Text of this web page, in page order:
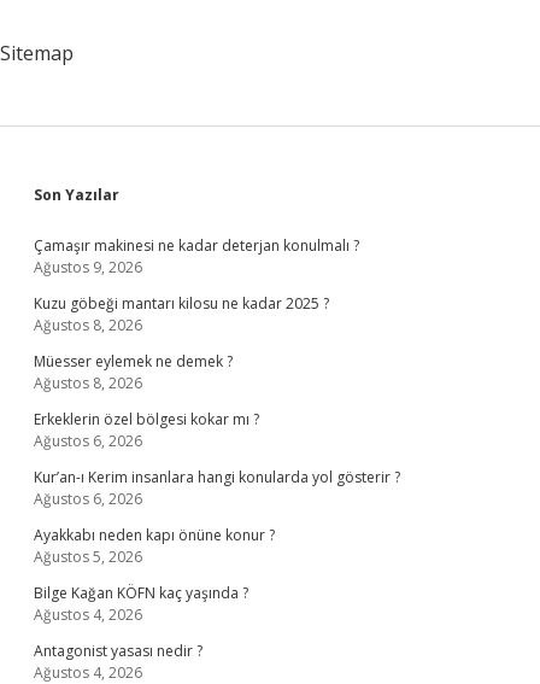
Sitemap
Sidebar
Son Yazılar
Çamaşır makinesi ne kadar deterjan konulmalı ?
Ağustos 9, 2026
Kuzu göbeği mantarı kilosu ne kadar 2025 ?
Ağustos 8, 2026
Müesser eylemek ne demek ?
Ağustos 8, 2026
Erkeklerin özel bölgesi kokar mı ?
Ağustos 6, 2026
Kur’an-ı Kerim insanlara hangi konularda yol gösterir ?
Ağustos 6, 2026
Ayakkabı neden kapı önüne konur ?
Ağustos 5, 2026
Bilge Kağan KÖFN kaç yaşında ?
Ağustos 4, 2026
Antagonist yasası nedir ?
Ağustos 4, 2026